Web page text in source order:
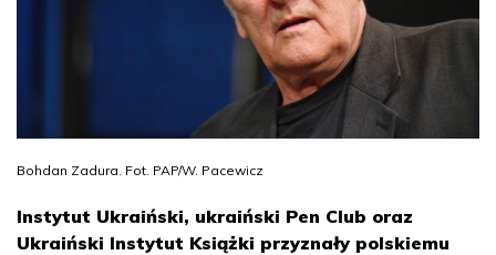
Bohdan Zadura. Fot. PAP/W. Pacewicz
Instytut Ukraiński, ukraiński Pen Club oraz
Ukraiński Instytut Książki przyznały polskiemu